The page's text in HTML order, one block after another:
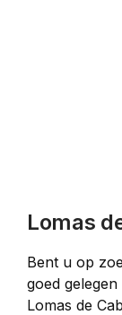
Lomas
Bent u op
goed
Lomas de